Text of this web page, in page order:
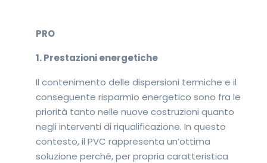
PRO
1. Prestazioni energetiche
Il contenimento delle dispersioni termiche e il
conseguente risparmio energetico sono fra le
priorità tanto nelle nuove costruzioni quanto
negli interventi di riqualificazione. In questo
contesto, il PVC rappresenta un’ottima
soluzione perché, per propria caratteristica